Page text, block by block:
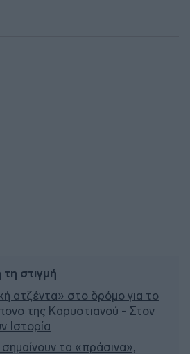
στιγμή
ατζέντα» στο δρόμο για το
της Καρυστιανού - Στον
Ιστορία
τα «πράσινα»,